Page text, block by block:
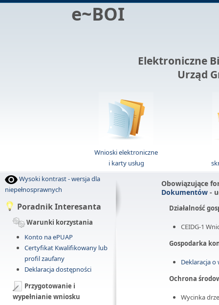
e~BOI
Elektroniczne
Urząd
Wnioski elektroniczne
i karty usług
Wysoki kontrast - wersja dla
niepełnosprawnych
Poradnik Interesanta
Warunki korzystania
Konto na ePUAP
Certyfikat Kwalifikowany lub
profil zaufany
Deklaracja dostępności
Przygotowanie i
wypełnianie wniosku
Obowiązujące
Dokumentów -
Działalność
CEIDG-1
Gospodarka
Deklaracja
Ochrona
Wycinka